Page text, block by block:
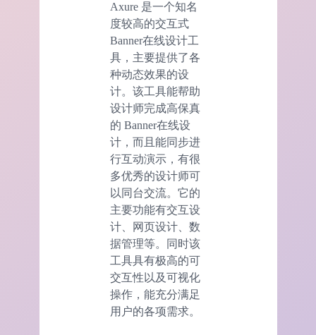
Axure 是一个知名
度较高的交互式
Banner在线设计工
具，主要提供了各
种动态效果的设
计。该工具能帮助
设计师完成高保真
的 Banner在线设
计，而且能同步进
行互动演示，有很
多优秀的设计师可
以同台交流。它的
主要功能有交互设
计、网页设计、数
据管理等。同时该
工具具有极高的可
交互性以及可视化
操作，能充分满足
用户的各项需求。